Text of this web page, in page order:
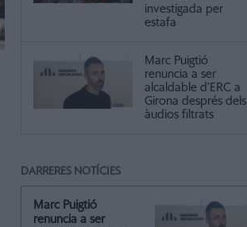
investigada per
estafa
Marc Puigtió
renuncia a ser
alcaldable d’ERC a
Girona després dels
àudios filtrats
DARRERES NOTÍCIES
Marc Puigtió
renuncia a ser